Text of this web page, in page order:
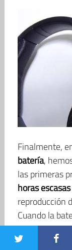
Finalmente,
batería,
las primeras
horas escasas
reproducción
Cuando la
mensaje que
veces hasta